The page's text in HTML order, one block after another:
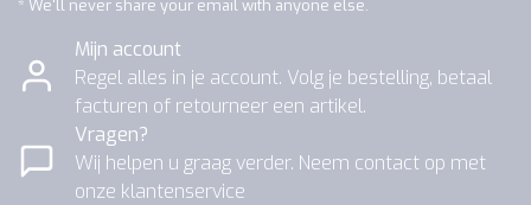
* We'll never share your email with anyone else.
Mijn account
Regel alles in je account. Volg je bestelling, betaal
facturen of retourneer een artikel.
Vragen?
Wij helpen u graag verder. Neem contact op met
onze klantenservice